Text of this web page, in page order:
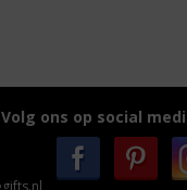
Volg ons op social